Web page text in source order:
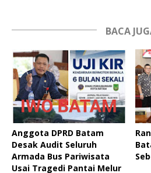
BACA
Anggota DPRD Batam
Desak Audit Seluruh
Armada Bus Pariwisata
Usai Tragedi Pantai Melur